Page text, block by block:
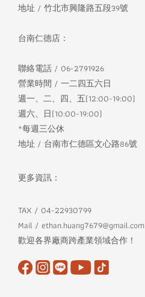
地址 / 竹北市興隆路五段39號
台南仁德店：
聯絡電話 / 06-2791926
營業時間 / 一二四五六日
週一、二、四、五(12:00-19:00)
週六、日(10:00-19:00)
*每週三公休
地址 / 台南市仁德區文心路86號
更多資訊：
TAX / 04-22930799
Mail / ethan.huang7679@gmail.com
歡迎各界廠商跨產業領域合作！